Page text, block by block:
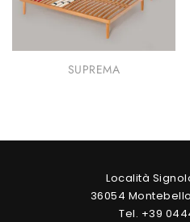
SUPREMA
Località
36054
Tel. +39